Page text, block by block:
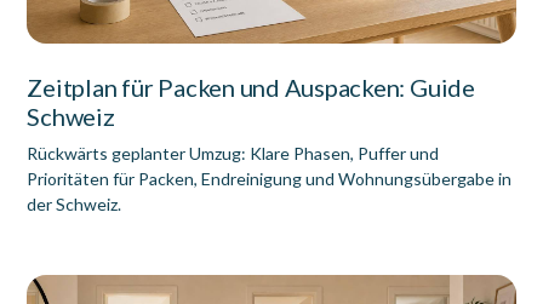
Zeitplan für Packen und Auspacken: Guide
Schweiz
Rückwärts geplanter Umzug: Klare Phasen, Puffer und
Prioritäten für Packen, Endreinigung und Wohnungsübergabe in
der Schweiz.